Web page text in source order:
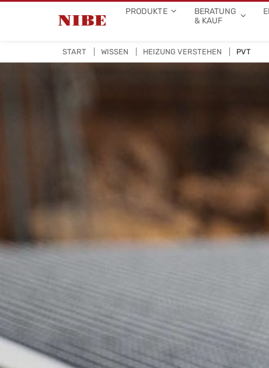
PRODUKTE
BERATUNG
& KAUF
START WISSEN HEIZUNG VERSTEHEN PVT